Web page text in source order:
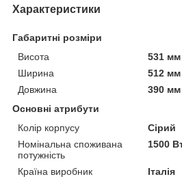
Характеристики
Габаритні розміри
Висота
531 мм
Ширина
512 мм
Довжина
390 мм
Основні атрибути
Колір корпусу
Сірий
Номінальна споживана
потужність
1500
Країна виробник
Італія